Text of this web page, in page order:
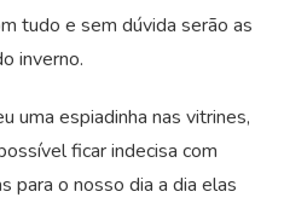
tudo e sem dúvida serão as
inverno.
uma espiadinha nas vitrines,
ficar indecisa com
para o nosso dia a dia elas